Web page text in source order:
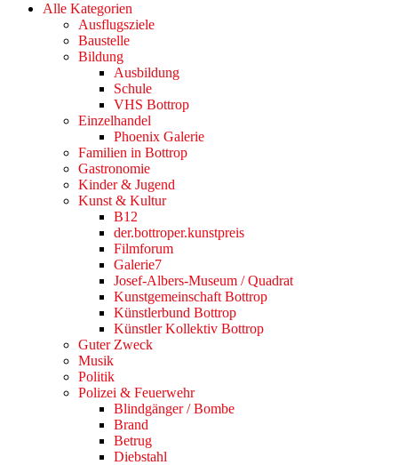
Alle Kategorien
Ausflugsziele
Baustelle
Bildung
Ausbildung
Schule
VHS Bottrop
Einzelhandel
Phoenix Galerie
Familien in Bottrop
Gastronomie
Kinder & Jugend
Kunst & Kultur
B12
der.bottroper.kunstpreis
Filmforum
Galerie7
Josef-Albers-Museum / Quadrat
Kunstgemeinschaft Bottrop
Künstlerbund Bottrop
Künstler Kollektiv Bottrop
Guter Zweck
Musik
Politik
Polizei & Feuerwehr
Blindgänger / Bombe
Brand
Betrug
Diebstahl